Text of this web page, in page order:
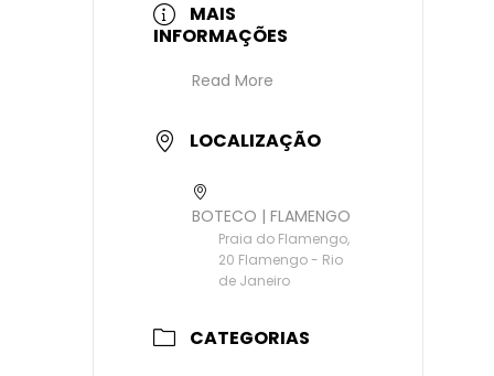
MAIS
INFORMAÇÕES
Read More
LOCALIZAÇÃO
BOTECO | FLAMENGO
Praia do Flamengo,
20 Flamengo - Rio
de Janeiro
CATEGORIAS